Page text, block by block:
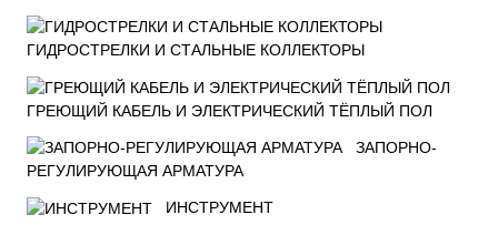
ГИДРОСТРЕЛКИ И СТАЛЬНЫЕ КОЛЛЕКТОРЫ
ГРЕЮЩИЙ КАБЕЛЬ И ЭЛЕКТРИЧЕСКИЙ ТЁПЛЫЙ ПОЛ
ЗАПОРНО-
РЕГУЛИРУЮЩАЯ АРМАТУРА
ИНСТРУМЕНТ